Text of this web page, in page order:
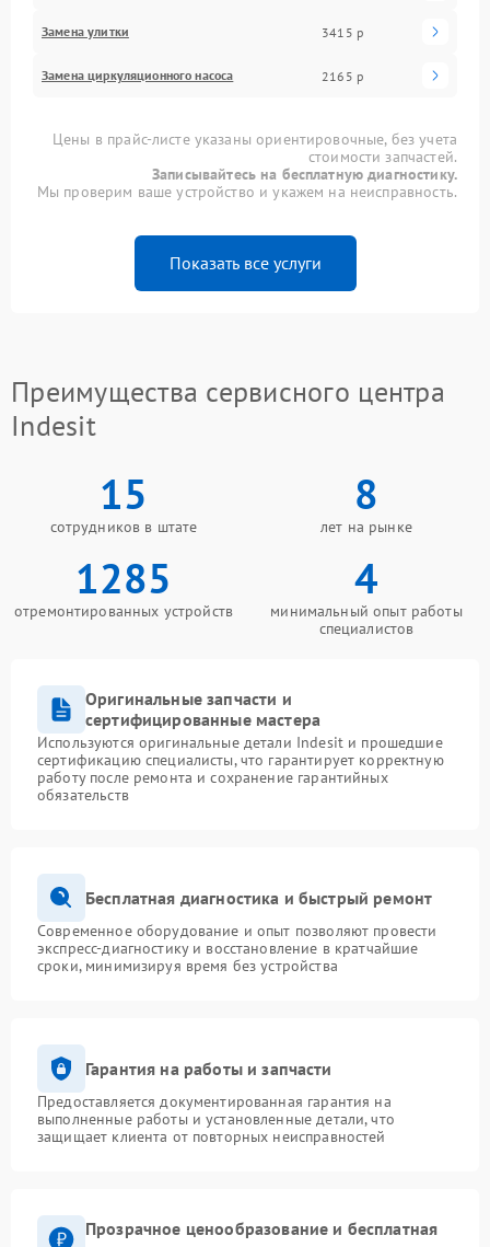
Замена улитки 3415 р
Замена циркуляционного насоса 2165 р
Цены в прайс-листе указаны ориентировочные, без учета
стоимости запчастей.
Записывайтесь на бесплатную диагностику.
Мы проверим ваше устройство и укажем на неисправность.
Показать все услуги
Преимущества сервисного центра
Indesit
15
сотрудников в штате
8
лет на рынке
1285
отремонтированных устройств
4
минимальный опыт работы
специалистов
Оригинальные запчасти и
сертифицированные мастера
Используются оригинальные детали Indesit и прошедшие
сертификацию специалисты, что гарантирует корректную
работу после ремонта и сохранение гарантийных
обязательств
Бесплатная диагностика и быстрый ремонт
Современное оборудование и опыт позволяют провести
экспресс-диагностику и восстановление в кратчайшие
сроки, минимизируя время без устройства
Гарантия на работы и запчасти
Предоставляется документированная гарантия на
выполненные работы и установленные детали, что
защищает клиента от повторных неисправностей
Прозрачное ценообразование и бесплатная